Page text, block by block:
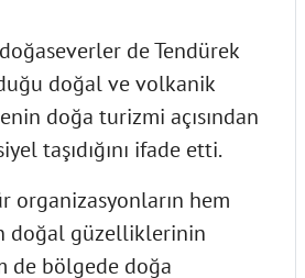
de Tendürek
doğal ve volkanik
doğa turizmi açısından
taşıdığını ifade etti.
organizasyonların hem
doğal güzelliklerinin
de bölgede doğa